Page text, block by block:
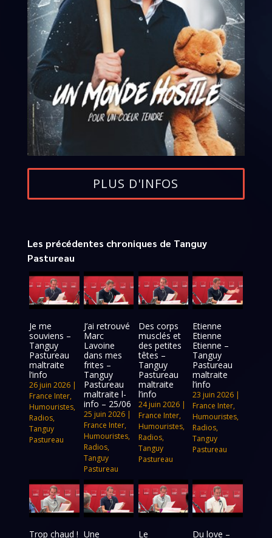
PLUS D'INFOS
Les précédentes chroniques de Tanguy
Pastureau
Je me
souviens –
Tanguy
Pastureau
maltraite
l’info
26 juin 2026 |
France Inter,
Humouristes,
Radios,
Tanguy
Pastureau
J’ai retrouvé
Marc
Lavoine
dans mes
frites –
Tanguy
Pastureau
maltraite l-
info – 25/06
25 juin 2026|
France Inter,
Humouristes,
Radios,
Tanguy
Pastureau
Des corps
musclés et
des petites
têtes –
Tanguy
Pastureau
maltraite
l’info
24 juin 2026|
France Inter,
Humouristes,
Radios,
Tanguy
Pastureau
Etienne
Etienne
Etienne –
Tanguy
Pastureau
maltraite
l’info
23 juin 2026 |
France Inter,
Humouristes,
Radios,
Tanguy
Pastureau
Trop chaud ! Une
Le
Du love –